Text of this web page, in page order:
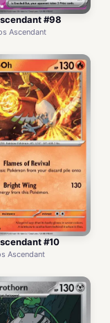
#98
Ascendant
#10
Ascendant